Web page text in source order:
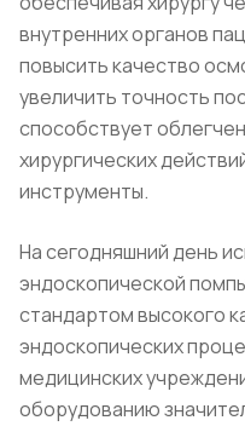
внутренних органов
повысить качество
увеличить точность
способствует
хирургических
инструменты.
На сегодняшний день
эндоскопической
стандартом высокого
эндоскопических
медицинских
оборудованию